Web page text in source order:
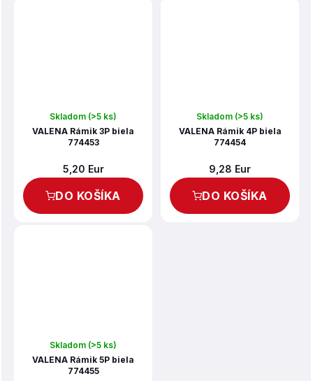
Skladom (>5 ks)
VALENA Rámik 3P biela
774453
5,20 Eur
DO KOŠÍKA
Skladom (>5 ks)
VALENA Rámik 4P biela
774454
9,28 Eur
DO KOŠÍKA
Skladom (>5 ks)
VALENA Rámik 5P biela
774455